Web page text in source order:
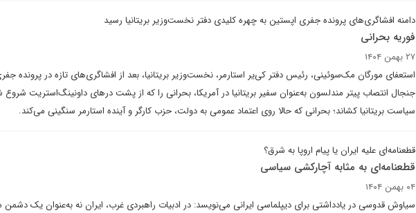
دامنه افشاگری‌های پرونده جفری اپستین به چهره کلیدی دفتر نخست‌وزیر بریتانیا رسید
فوریه بحرانی
۲۷ بهمن ۱۴۰۴
استعفای مورگان مک‌سوئینی، رئیس دفتر کی‌یر استارمر، نخست‌وزیر بریتانیا، بعد از افشاگری‌های تازه در پرونده
جنجال انتصاب پیتر مندلسون به‌عنوان سفیر بریتانیا در آمریکا، بحرانی را که از پشت درهای داونینگ‌استریت
سیاست بریتانیا کشاند؛ بحرانی که حالا روی اعتماد عمومی به دولت، حزب کارگر و آینده استارمر سنگینی می‌کند.
قطعنامه‌ای علیه ایران یا پیام اروپا به شرق؟
قطعنامه‌ای به مثابه آچارکشی سیاسی
۰۴ بهمن ۱۴۰۴
سیاوش قدوسی در یادداشتی برای دیپلماسی ایرانی می‌نویسد: در ادبیات راهبردی غرب، ایران نه به‌عنوان یک دشمن